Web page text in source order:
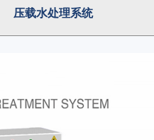
压载水处理系统